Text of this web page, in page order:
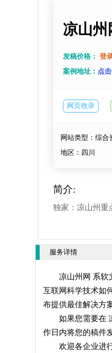
凉山州
发稿价格： 登
案例地址： 点
网页收录
网站类型：综合
地区：四川
简介:
独家：凉山州重
服务详情
凉山州网 系软
互联网科学技术如
布提供最佳解决方
如果您需要在
作日内将您的稿件
欢迎各企业进